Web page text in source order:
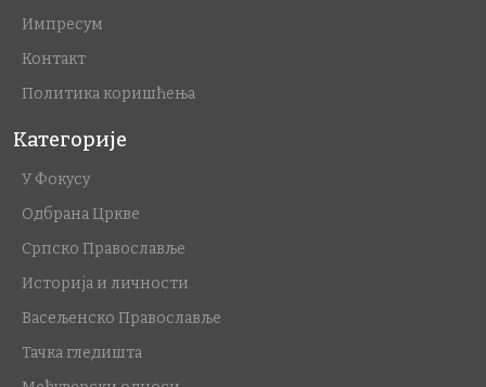
Импресум
Контакт
Политика коришћења
Категорије
У Фокусу
Одбрана Цркве
Српско Православље
Историја и личности
Васељенско Православље
Тачка гледишта